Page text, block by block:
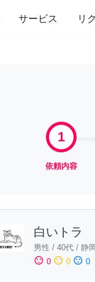
サービス リ
家事 引っ
1
依頼内容
白いトラ
男性 / 40代 / 静
sentiment_satisfied 0 sentiment_neutral 0 sentiment_dissatisfied 0